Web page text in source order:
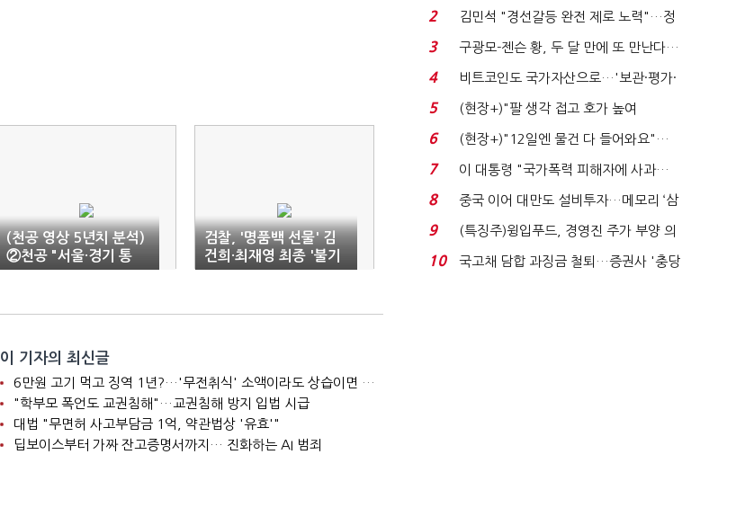
(천공 영상 5년치 분석)
②천공 "서울·경기 통
합" 꺼내자 여당은 '메가
검찰, '명품백 선물' 김
건희·최재영 최종 '불기
소'
이 기자의 최신글
6만원 고기 먹고 징역 1년?…'무전취식' 소액이라도 상습이면 사기죄
"학부모 폭언도 교권침해"…교권침해 방지 입법 시급
대법 "무면허 사고부담금 1억, 약관법상 '유효'"
딥보이스부터 가짜 잔고증명서까지… 진화하는 AI 범죄
는 추가투표 때리기...
2
김민석 "경선갈등 완전 제로 노력"…정
청래 "반명 공세 사...
3
구광모-젠슨 황, 두 달 만에 또 만난다…
로봇·AI 등 논...
4
비트코인도 국가자산으로…'보관·평가·
처분' 기준은 ...
5
(현장+)"팔 생각 접고 호가 높여
요"…'덜 똘똘한 한 채' 20...
6
(현장+)"12일엔 물건 다 들어와요"…
빈 매대 채우며 문 연 ...
7
이 대통령 "국가폭력 피해자에 사과…
적극적 조사로 진...
8
중국 이어 대만도 설비투자…메모리 ‘삼
국전쟁’
9
(특징주)윙입푸드, 경영진 주가 부양 의
지에 상한가...
10
국고채 담합 과징금 철퇴…증권사 '충당